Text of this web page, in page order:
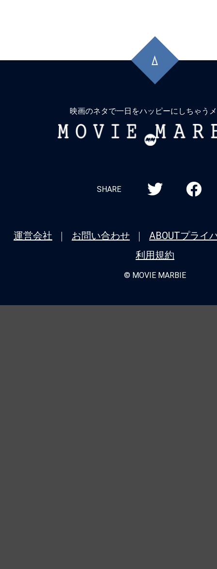
頭
に
映画のネタで一日をハッピーにしちゃう
MOVIE
SHARE
運営会社 お問い合わせ ABOUTプライ
利用規約
© MOVIE MARBIE